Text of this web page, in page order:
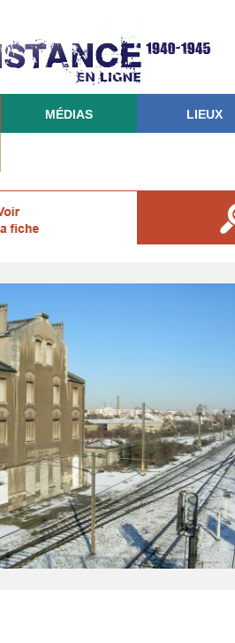
MÉDIAS LIEUX